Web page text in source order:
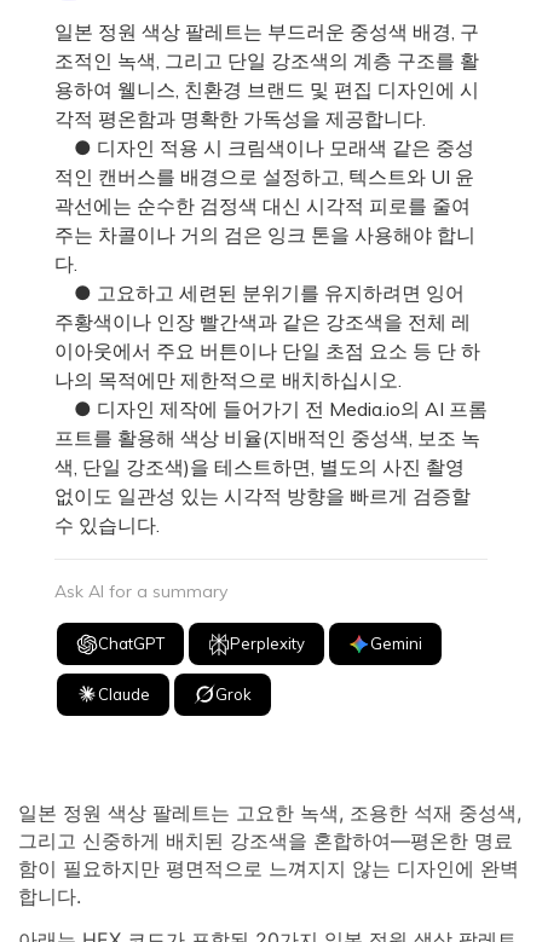
일본 정원 색상 팔레트는 부드러운 중성색 배경, 구
조적인 녹색, 그리고 단일 강조색의 계층 구조를 활
용하여 웰니스, 친환경 브랜드 및 편집 디자인에 시
각적 평온함과 명확한 가독성을 제공합니다.
● 디자인 적용 시 크림색이나 모래색 같은 중성
적인 캔버스를 배경으로 설정하고, 텍스트와 UI 윤
곽선에는 순수한 검정색 대신 시각적 피로를 줄여
주는 차콜이나 거의 검은 잉크 톤을 사용해야 합니
다.
● 고요하고 세련된 분위기를 유지하려면 잉어
주황색이나 인장 빨간색과 같은 강조색을 전체 레
이아웃에서 주요 버튼이나 단일 초점 요소 등 단 하
나의 목적에만 제한적으로 배치하십시오.
● 디자인 제작에 들어가기 전 Media.io의 AI 프롬
프트를 활용해 색상 비율(지배적인 중성색, 보조 녹
색, 단일 강조색)을 테스트하면, 별도의 사진 촬영
없이도 일관성 있는 시각적 방향을 빠르게 검증할
수 있습니다.
Ask AI for a summary
ChatGPT Perplexity Gemini
Claude Grok
일본 정원 색상 팔레트는 고요한 녹색, 조용한 석재 중성색,
그리고 신중하게 배치된 강조색을 혼합하여—평온한 명료
함이 필요하지만 평면적으로 느껴지지 않는 디자인에 완벽
합니다.